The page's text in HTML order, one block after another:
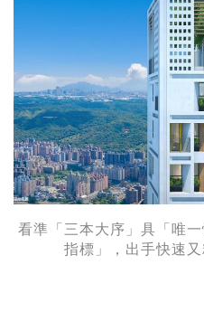
看準「三本大序」具「唯
指標」，出手快速